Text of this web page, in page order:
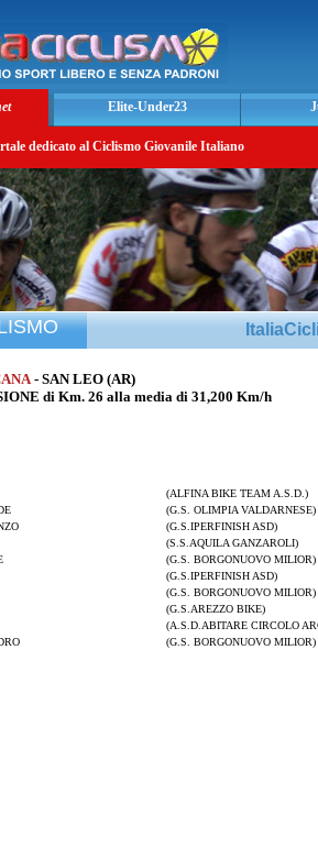
Elite-Under23
dedicato al Ciclismo Giovanile Italiano
- SAN LEO (AR)
di Km. 26 alla media di 31,200 Km/h
(ALFINA BIKE TEAM A.S.D.)
(G.S. OLIMPIA VALDARNESE)
(G.S.IPERFINISH ASD)
(S.S.AQUILA GANZAROLI)
(G.S. BORGONUOVO MILIOR)
(G.S.IPERFINISH ASD)
(G.S. BORGONUOVO MILIOR)
(G.S.AREZZO BIKE)
(A.S.D.ABITARE CIRCOLO
(G.S. BORGONUOVO MILIOR)